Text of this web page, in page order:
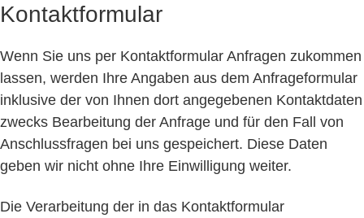
Kontaktformular
Wenn Sie uns per Kontaktformular Anfragen zukommen
lassen, werden Ihre Angaben aus dem Anfrageformular
inklusive der von Ihnen dort angegebenen Kontaktdaten
zwecks Bearbeitung der Anfrage und für den Fall von
Anschlussfragen bei uns gespeichert. Diese Daten
geben wir nicht ohne Ihre Einwilligung weiter.
Die Verarbeitung der in das Kontaktformular